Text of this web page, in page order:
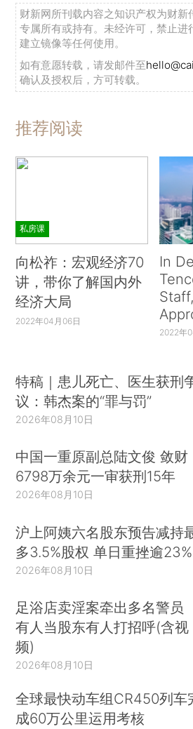
财新网所刊载内容之知识产权为财新
专属所有或持有。未经许可，禁止进
建立镜像等任何使用。
如有意愿转载，请发邮件至
确认及授权后，方可转载。
推荐阅读
私房课
向松祚：宏观经济70
讲，带你了解国内外
经济大局
2022年04月06日
In
2022年
特稿｜患儿死亡、医生获刑
议：韩杰案的“罪与罚”
2026年08月10日
中国一重原副总陆文俊 敛财
6798万余元一审获刑15年
2026年08月10日
沪上阿姨六名股东预告减持
多3.5%股权 单日重挫逾23%
2026年08月10日
足浴店卖淫案牵出多名警员
有人当股东有人打招呼(含视
频)
2026年08月10日
全球最快动车组CR450列车
成60万公里运用考核